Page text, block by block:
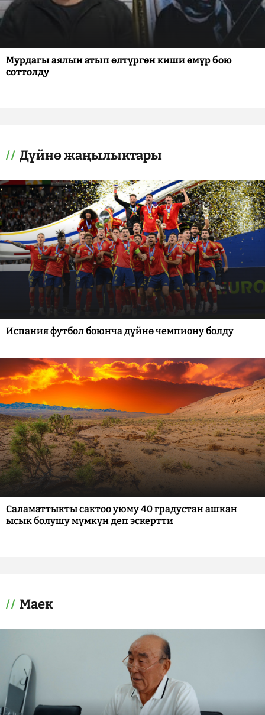
Мурдагы аялын атып өлтүргөн киши өмүр бою
соттолду
Дүйнө жаңылыктары
Испания футбол боюнча дүйнө чемпиону болду
Саламаттыкты сактоо уюму 40 градустан ашкан
ысык болушу мүмкүн деп эскертти
Маек